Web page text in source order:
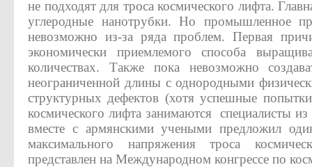
не подходят для троса космического лифта.
углеродные нанотрубки. Но промышленное
невозможно из-за ряда проблем. Первая
экономически приемлемого способа
количествах. Также пока невозможно
неограниченной длины с однородными
структурных дефектов (хотя успешные
космического лифта занимаются специалисты
вместе с армянскими учеными предложил
максимального напряжения троса
представлен на Международном конгрессе по